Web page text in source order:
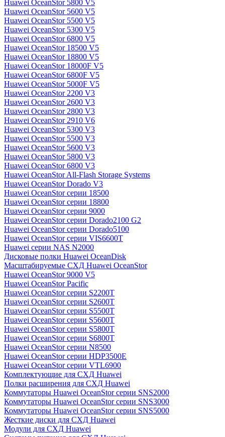
Huawei OceanStor 5800 V5
Huawei OceanStor 5600 V5
Huawei OceanStor 5500 V5
Huawei OceanStor 5300 V5
Huawei OceanStor 6800 V5
Huawei OceanStor 18500 V5
Huawei OceanStor 18800 V5
Huawei OceanStor 18000F V5
Huawei OceanStor 6800F V5
Huawei OceanStor 5000F V5
Huawei OceanStor 2200 V3
Huawei OceanStor 2600 V3
Huawei OceanStor 2800 V3
Huawei OceanStor 2910 V6
Huawei OceanStor 5300 V3
Huawei OceanStor 5500 V3
Huawei OceanStor 5600 V3
Huawei OceanStor 5800 V3
Huawei OceanStor 6800 V3
Huawei OceanStor All-Flash Storage Systems
Huawei OceanStor Dorado V3
Huawei OceanStor серии 18500
Huawei OceanStor серии 18800
Huawei OceanStor серии 9000
Huawei OceanStor серии Dorado2100 G2
Huawei OceanStor серии Dorado5100
Huawei OceanStor серии VIS6600T
Huawei серии NAS N2000
Дисковые полки Huawei OceanDisk
Масштабируемые СХД Huawei OceanStor
Huawei OceanStor 9000 V5
Huawei OceanStor Pacific
Huawei OceanStor серии S2200T
Huawei OceanStor серии S2600T
Huawei OceanStor серии S5500T
Huawei OceanStor серии S5600T
Huawei OceanStor серии S5800T
Huawei OceanStor серии S6800T
Huawei OceanStor серии N8500
Huawei OceanStor серии HDP3500E
Huawei OceanStor серии VTL6900
Комплектующие для СХД Huawei
Полки расширения для СХД Huawei
Коммутаторы Huawei OceanStor серии SNS2000
Коммутаторы Huawei OceanStor серии SNS3000
Коммутаторы Huawei OceanStor серии SNS5000
Жесткие диски для СХД Huawei
Модули для СХД Huawei